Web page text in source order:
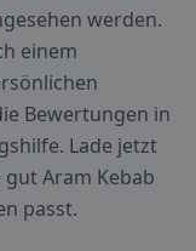
werden.
einem
Bewertungen in
Lade jetzt
Aram Kebab
passt.